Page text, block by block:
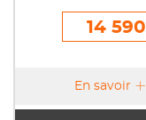
14
En savoir